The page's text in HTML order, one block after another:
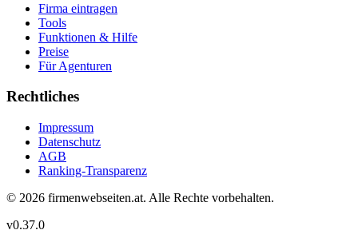
Firma eintragen
Tools
Funktionen & Hilfe
Preise
Für Agenturen
Rechtliches
Impressum
Datenschutz
AGB
Ranking-Transparenz
© 2026 firmenwebseiten.at. Alle Rechte vorbehalten.
v0.37.0